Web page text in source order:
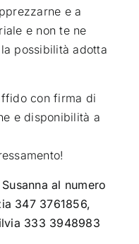
e a
e non te ne
possibilità adotta
con firma di
e disponibilità a
al numero
347 3761856,
333 3948983